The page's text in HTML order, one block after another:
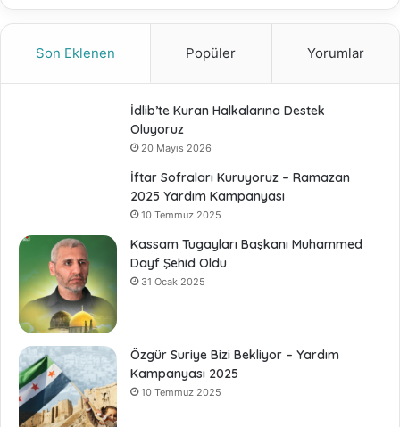
Son Eklenen Popüler Yorumlar
İdlib’te Kuran Halkalarına Destek
Oluyoruz
20 Mayıs 2026
İftar Sofraları Kuruyoruz – Ramazan
2025 Yardım Kampanyası
10 Temmuz 2025
Kassam Tugayları Başkanı Muhammed
Dayf Şehid Oldu
31 Ocak 2025
Özgür Suriye Bizi Bekliyor – Yardım
Kampanyası 2025
10 Temmuz 2025